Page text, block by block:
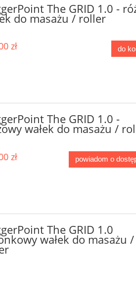
The GRID 1.0 -
do masażu / roller
zł do
The GRID 1.0 -
wałek do masażu /
zł powiadom o
The GRID 1.0
wałek do masażu /